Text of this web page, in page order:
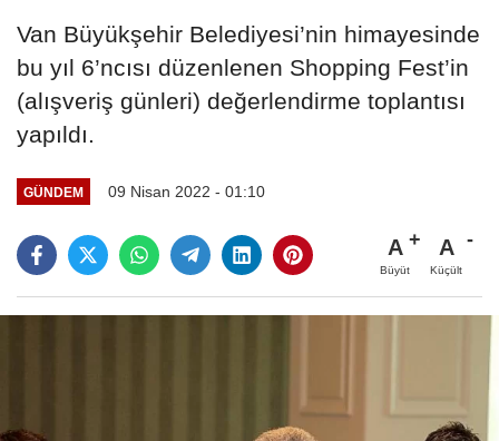
Van Büyükşehir Belediyesi’nin himayesinde
bu yıl 6’ncısı düzenlenen Shopping Fest’in
(alışveriş günleri) değerlendirme toplantısı
yapıldı.
GÜNDEM 09 Nisan 2022 - 01:10
A
Büyüt
A
Küçült